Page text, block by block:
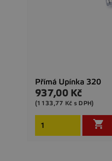
Přímá Upínka 320
Cena
937,00 Kč
(1133,77 Kč s DPH)
